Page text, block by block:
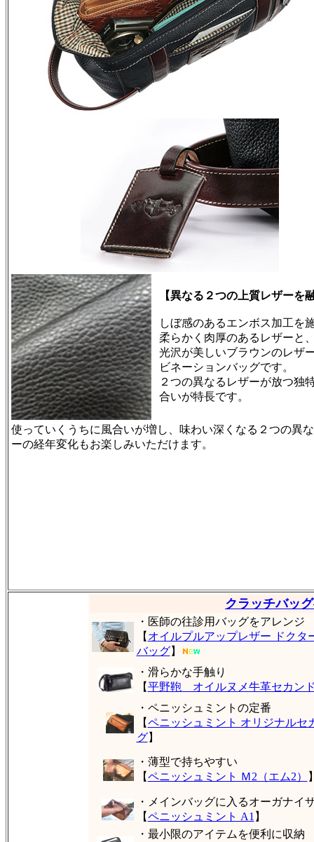
【異なる２つの上質レザーを
しぼ感のあるエンボス加工を
柔らかく肉厚のあるレザーと
光沢が美しいブラウンのレザ
ビネーションバッグです。
２つの異なるレザーが放つ独
合いが特長です。
使っていくうちに風合いが増し、味わい深くなる２つの異
ーの経年変化もお楽しみいただけます。
クラッチバッ
・医師の往診用バッグをアレンジ
【 オイルプルアップレザー ドクタ
バッグ】
・滑らかな手触り
【平野鞄 オイルヌメ牛革セカン
・ペニッシュミントの定番
【ペニッシュミント オリジナルセ
グ】
・薄型で持ちやすい
【ペニッシュミント Ｍ2（エム2）
・メインバッグに入るオーガナイ
【ペニッシュミント A1 】
・最小限のアイテムを便利に収納